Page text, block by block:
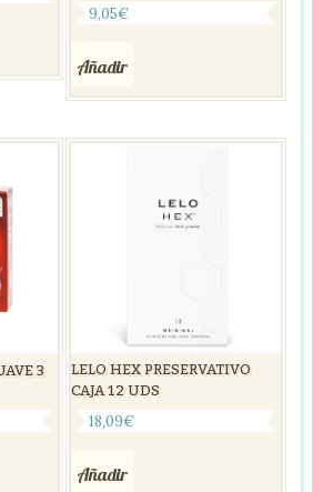
9,05€
Añadir
3 LELO HEX PRESERVATIVO
CAJA 12 UDS
18,09€
Añadir